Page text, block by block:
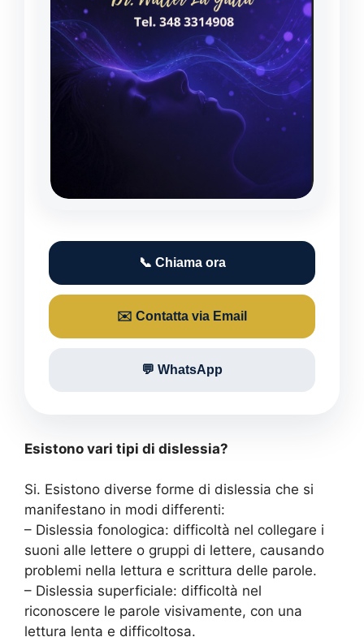
📞 Chiama ora
✉️ Contatta via Email
💬 WhatsApp
Esistono vari tipi di dislessia?
Si. Esistono diverse forme di dislessia che si
manifestano in modi differenti:
– Dislessia fonologica: difficoltà nel collegare i
suoni alle lettere o gruppi di lettere, causando
problemi nella lettura e scrittura delle parole.
– Dislessia superficiale: difficoltà nel
riconoscere le parole visivamente, con una
lettura lenta e difficoltosa.